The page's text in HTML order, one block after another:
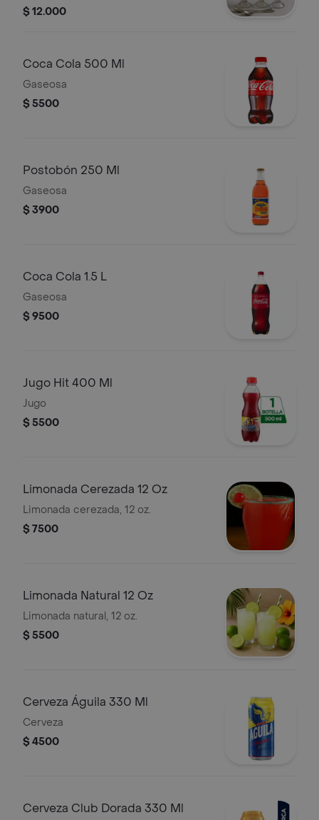
$ 12.000
Coca Cola 500 Ml
Gaseosa
$ 5500
Postobón 250 Ml
Gaseosa
$ 3900
Coca Cola 1.5 L
Gaseosa
$ 9500
Jugo Hit 400 Ml
Jugo
$ 5500
Limonada Cerezada 12 Oz
Limonada cerezada, 12 oz.
$ 7500
Limonada Natural 12 Oz
Limonada natural, 12 oz.
$ 5500
Cerveza Águila 330 Ml
Cerveza
$ 4500
Cerveza Club Dorada 330 Ml